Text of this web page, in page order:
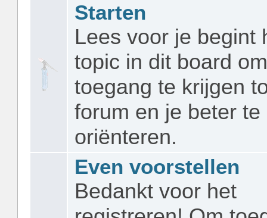
Starten
Lees voor je begint
topic in dit board
toegang te krijgen
forum en je beter te
oriënteren.
Even voorstellen
Bedankt voor het